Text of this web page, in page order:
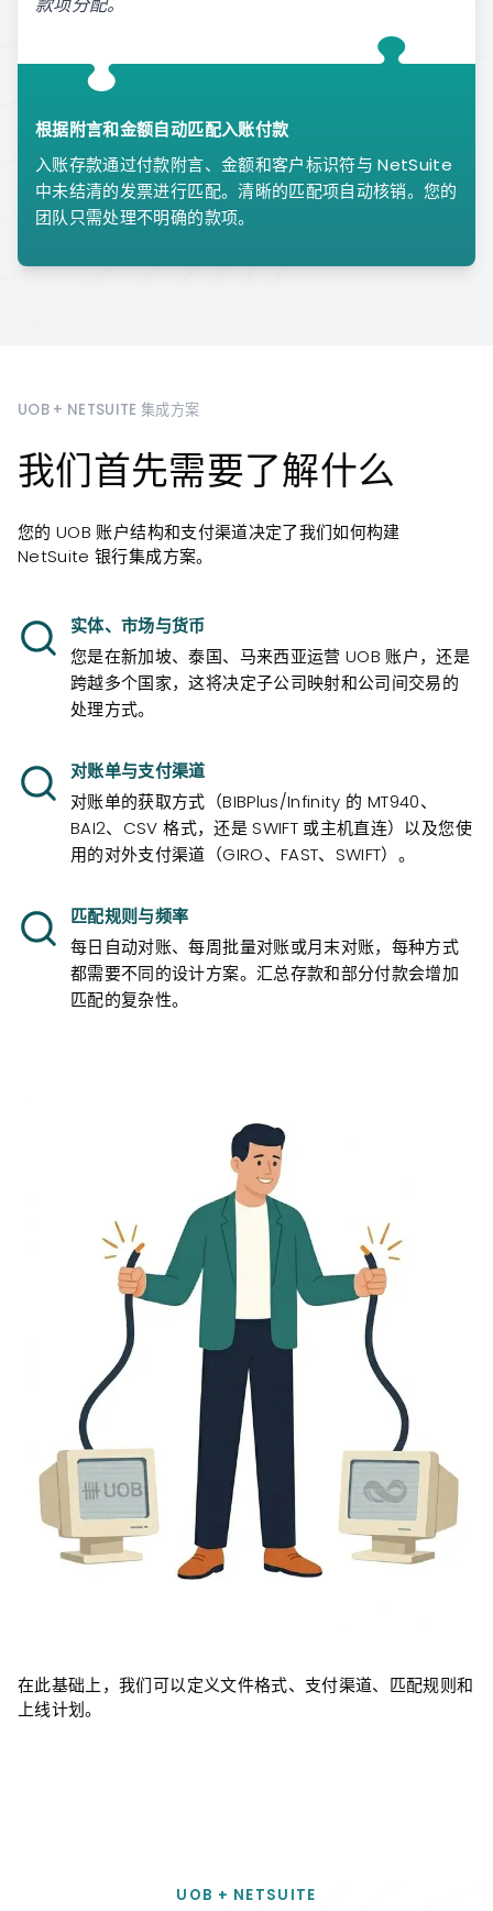
根据附言和金额自动匹配入账付款
入账存款通过付款附言、金额和客户标识符与 NetSuite
中未结清的发票进行匹配。清晰的匹配项自动核销。您的
团队只需处理不明确的款项。
UOB + NETSUITE 集成方案
我们首先需要了解什么
您的 UOB 账户结构和支付渠道决定了我们如何构建
NetSuite 银行集成方案。
实体、市场与货币
您是在新加坡、泰国、马来西亚运营 UOB 账户，还是
跨越多个国家，这将决定子公司映射和公司间交易的
处理方式。
对账单与支付渠道
对账单的获取方式（BIBPlus/Infinity 的 MT940、
BAI2、CSV 格式，还是 SWIFT 或主机直连）以及您使
用的对外支付渠道（GIRO、FAST、SWIFT）。
匹配规则与频率
每日自动对账、每周批量对账或月末对账，每种方式
都需要不同的设计方案。汇总存款和部分付款会增加
匹配的复杂性。
在此基础上，我们可以定义文件格式、支付渠道、匹配规则和
上线计划。
UOB + NETSUITE